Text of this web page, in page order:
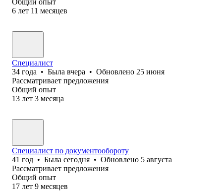
6 лет 11 месяцев
Специалист
34 года • Была вчера • Обновлено 25 июня
Рассматривает предложения
Общий опыт
13 лет 3 месяца
Специалист по документообороту
41 год • Была сегодня • Обновлено 5 августа
Рассматривает предложения
Общий опыт
17 лет 9 месяцев